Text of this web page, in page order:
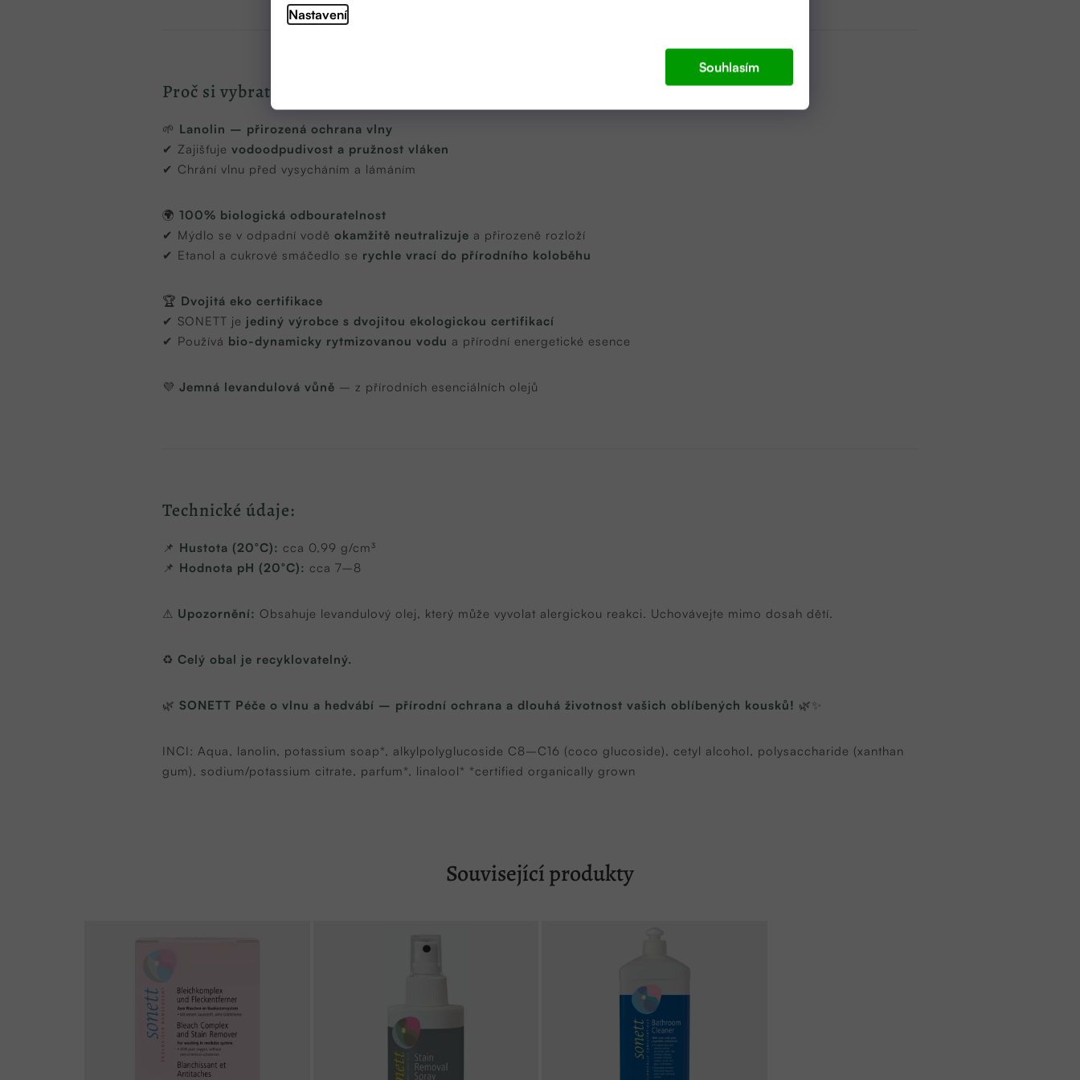
Nastavení
Souhlasím
Proč si vybrat právě SONETT?
🌱 Lanolin – přirozená ochrana vlny
✔ Zajišťuje vodoodpudivost a pružnost vláken
✔ Chrání vlnu před vysycháním a lámáním
🌍 100% biologická odbouratelnost
✔ Mýdlo se v odpadní vodě okamžitě neutralizuje a přirozeně rozloží
✔ Etanol a cukrové smáčedlo se rychle vrací do přírodního koloběhu
🏆 Dvojitá eko certifikace
✔ SONETT je jediný výrobce s dvojitou ekologickou certifikací
✔ Používá bio-dynamicky rytmizovanou vodu a přírodní energetické esence
💜 Jemná levandulová vůně – z přírodních esenciálních olejů
Technické údaje:
📌 Hustota (20°C): cca 0,99 g/cm³
📌 Hodnota pH (20°C): cca 7–8
⚠ Upozornění: Obsahuje levandulový olej, který může vyvolat alergickou reakci. Uchovávejte mimo dosah dětí.
♻ Celý obal je recyklovatelný.
🌿 SONETT Péče o vlnu a hedvábí – přírodní ochrana a dlouhá životnost vašich oblíbených kousků! 🌿✨
INCI: Aqua, lanolin, potassium soap*, alkylpolyglucoside C8–C16 (coco glucoside), cetyl alcohol, polysaccharide (xanthan
gum), sodium/potassium citrate, parfum*, linalool* *certified organically grown
Související produkty